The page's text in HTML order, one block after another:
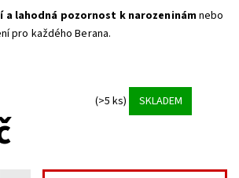
a lahodná pozornost k narozeninámnebo
pro každého Berana.
(>5 ks) SKLADEM